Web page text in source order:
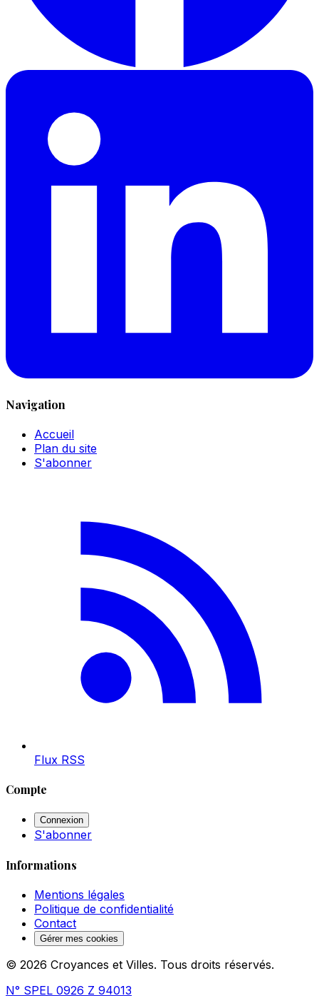
Navigation
Accueil
Plan du site
S'abonner
Flux RSS
Compte
Connexion
S'abonner
Informations
Mentions légales
Politique de confidentialité
Contact
Gérer mes cookies
© 2026 Croyances et Villes. Tous droits réservés.
N° SPEL 0926 Z 94013